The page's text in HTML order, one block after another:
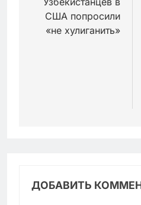
по
записям
США попросили
«не хулиганить»
ДОБАВИТЬ